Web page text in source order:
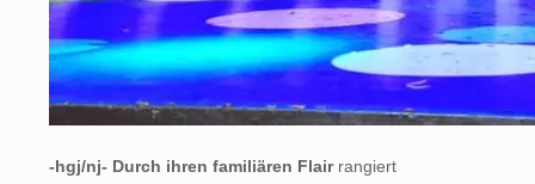
-hgj/nj- Durch ihren familiären Flairrangiert